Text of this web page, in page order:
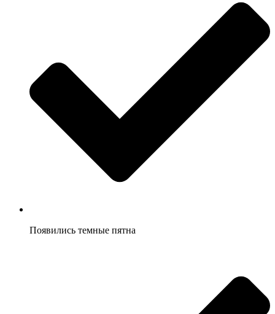
Появились темные пятна